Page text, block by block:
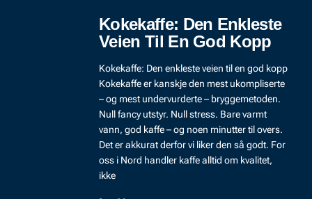
Kokekaffe: Den Enkleste
Veien Til En God Kopp
Kokekaffe: Den enkleste veien til en god kopp
Kokekaffe er kanskje den mest ukompliserte
– og mest undervurderte – bryggemetoden.
Null fancy utstyr. Null stress. Bare varmt
vann, god kaffe – og noen minutter til overs.
Det er akkurat derfor vi liker den så godt. For
oss i Nord handler kaffe alltid om kvalitet,
ikke